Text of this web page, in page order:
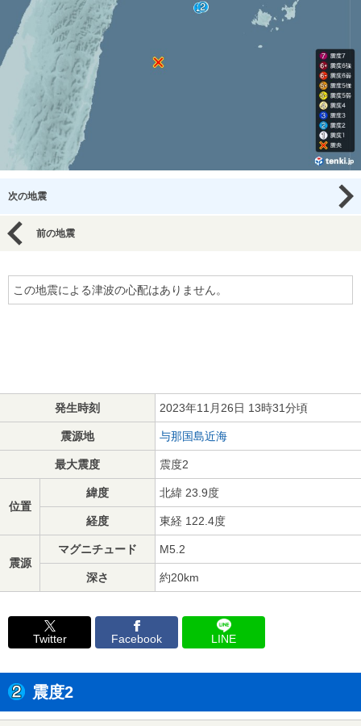
次の地震
前の地震
この地震による津波の心配はありません。
発生時刻 2023年11月26日 13時31分頃
震源地 与那国島近海
最大震度 震度2
位置
緯度 北緯 23.9度
経度 東経 122.4度
震源
マグニチュード M5.2
深さ 約20km
Twitter Facebook LINE
震度2